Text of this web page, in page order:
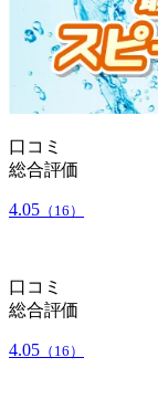
口コミ
総合評価
4.05 （16）
口コミ
総合評価
4.05 （16）